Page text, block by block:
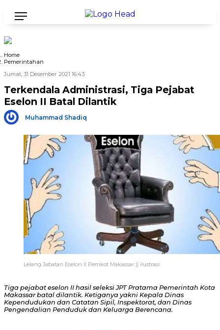
Home
Pemerintahan
Jumat, 31 Desember 2021 16:43
Terkendala Administrasi, Tiga Pejabat
Eselon II Batal Dilantik
Muhammad Shadiq
Lelang Jabatan Eselon II Pemkot Makassar || ilustrasi
Tiga pejabat eselon II hasil seleksi JPT Pratama Pemerintah Kota
Makassar batal dilantik. Ketiganya yakni Kepala Dinas
Kependudukan dan Catatan Sipil, Inspektorat, dan Dinas
Pengendalian Penduduk dan Keluarga Berencana.